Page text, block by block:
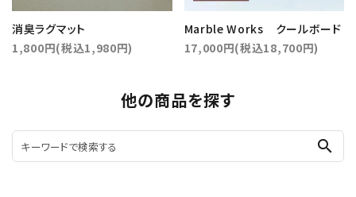
消臭ラグマット
1,800円(税込1,980円)
Marble Works クールボード
17,000円(税込18,700円)
他の商品を探す
search